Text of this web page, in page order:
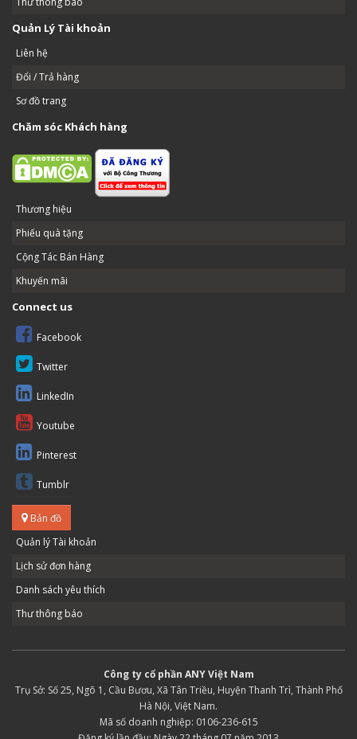
Quản Lý Tài khoản
Liên hệ
Đổi / Trả hàng
Sơ đồ trang
Chăm sóc Khách hàng
Thương hiệu
Phiếu quà tặng
Cộng Tác Bán Hàng
Khuyến mãi
Connect us
Facebook
Twitter
LinkedIn
Youtube
Pinterest
Tumblr
Bản đồ
Quản lý Tài khoản
Lịch sử đơn hàng
Danh sách yêu thích
Thư thông báo
Công ty cổ phần ANY Việt Nam
Trụ Sở: Số 25, Ngõ 1, Cầu Bươu, Xã Tân Triều, Huyện Thanh Trì, Thành Phố
Hà Nội, Việt Nam.
Mã số doanh nghiệp: 0106-236-615